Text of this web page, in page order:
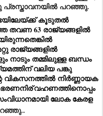
പ്രസ്താവനയിൽ പറഞ്ഞു.
കൂടുതൽ
തവണ 63 രാജ്യങ്ങളിൽ
രാജ്യങ്ങളിൽ
നാടും തമ്മിലുള്ള ബന്ധം
വലിയ പങ്കു
വികസനത്തിൽ നിർണ്ണായക
വഹണത്തിനൊപ്പം
ലോക കേരള